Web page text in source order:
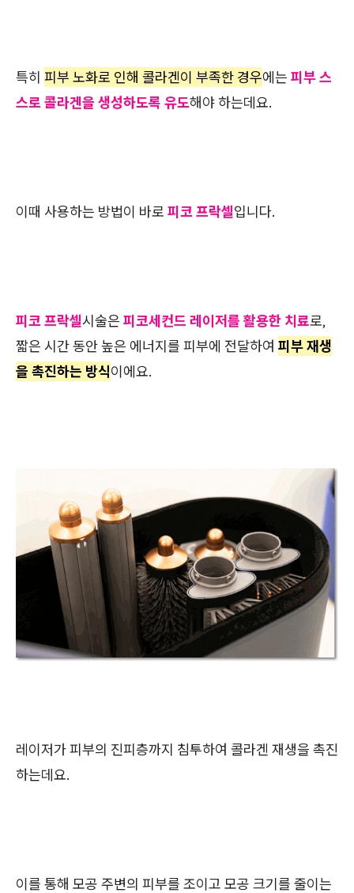
특히 피부 노화로 인해 콜라겐이 부족한 경우에는 피부 스
스로 콜라겐을 생성하도록 유도해야 하는데요.
이때 사용하는 방법이 바로 피코 프락셀입니다.
피코 프락셀시술은 피코세컨드 레이저를 활용한 치료로,
짧은 시간 동안 높은 에너지를 피부에 전달하여 피부 재생
을 촉진하는 방식이에요.
레이저가 피부의 진피층까지 침투하여 콜라겐 재생을 촉진
하는데요.
이를 통해 모공 주변의 피부를 조이고 모공 크기를 줄이는